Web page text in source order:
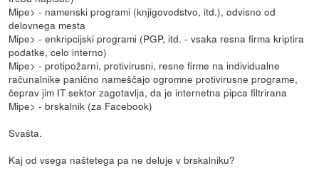
Mipe> - namenski programi (knjigovodstvo, itd.), odvisno od
delovnega mesta
Mipe> - enkripcijski programi (PGP, itd. - vsaka resna firma kriptira
podatke, celo interno)
Mipe> - protipožarni, protivirusni, resne firme na individualne
računalnike panično nameščajo ogromne protivirusne programe,
čeprav jim IT sektor zagotavlja, da je internetna pipca filtrirana
Mipe> - brskalnik (za Facebook)
Svašta.
Kaj od vsega naštetega pa ne deluje v brskalniku?